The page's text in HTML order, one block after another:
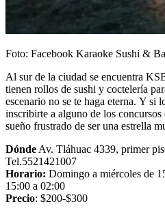
Foto: Facebook Karaoke Sushi &
Al sur de la ciudad se encuentra
tienen rollos de sushi y coctelería
escenario no se te haga eterna. Y si
inscribirte a alguno de los
sueño frustrado de ser una estrella
Dónde Av. Tláhuac 4339, primer
Tel.5521421007
Horario: Domingo a miércoles de
15:00 a 02:00
Precio: $200-$300